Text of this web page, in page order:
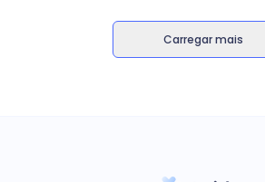
Carregar mais